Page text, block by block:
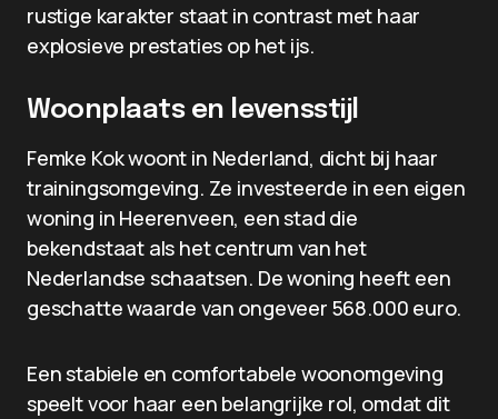
rustige karakter staat in contrast met haar
explosieve prestaties op het ijs.
Woonplaats en levensstijl
Femke Kok woont in Nederland, dicht bij haar
trainingsomgeving. Ze investeerde in een eigen
woning in Heerenveen, een stad die
bekendstaat als het centrum van het
Nederlandse schaatsen. De woning heeft een
geschatte waarde van ongeveer 568.000 euro.
Een stabiele en comfortabele woonomgeving
speelt voor haar een belangrijke rol, omdat dit